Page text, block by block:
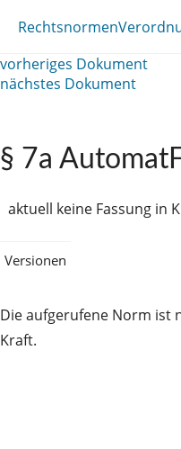
Rechtsnormen
vorheriges Dokument
nächstes Dokument
§ 7a
aktuell keine Fassung in
Versionen
Die aufgerufene Norm ist
Kraft.